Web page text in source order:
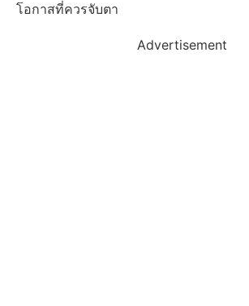
โอกาสที่ควรจับตา
Advertisement